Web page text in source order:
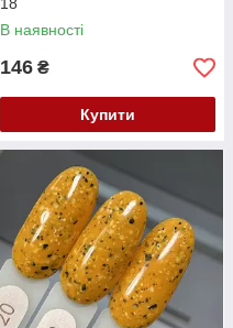
В наявності
146 ₴
Купити